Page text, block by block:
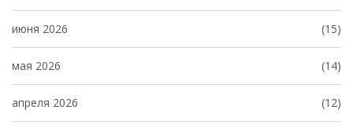
июня 2026 (15)
мая 2026 (14)
апреля 2026 (12)